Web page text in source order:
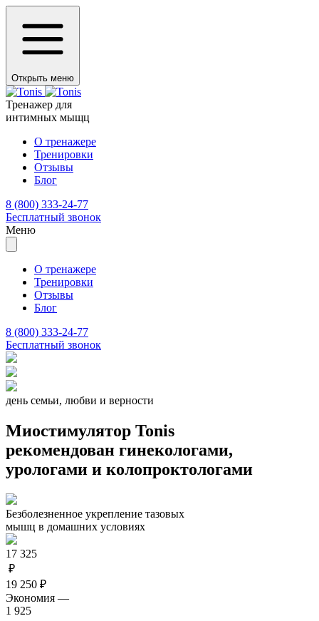
Открыть меню
Тренажер для
интимных мыщц
О тренажере
Тренировки
Отзывы
Блог
8 (800) 333-24-77
Бесплатный звонок
Меню
О тренажере
Тренировки
Отзывы
Блог
8 (800) 333-24-77
Бесплатный звонок
день семьи, любви и верности
Миостимулятор Tonis
рекомендован гинекологами,
урологами и колопроктологами
Безболезненное укрепление тазовых
мышц в домашних условиях
17 325
₽
19 250 ₽
Экономия —
1 925